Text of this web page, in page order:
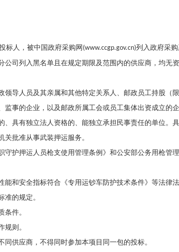
标人，被中国政府采购网 (www.ccgp.gov.cn)列入政府采
司列入黑名单且在规定期限及范围内的供应商，均无
领导人员及其亲属和其他特定关系人、邮政员工持股（
事的企业，以及邮政所属工会或员工集体出资成立的企
、具有独立法人资格的、能独立承担民事责任的单位。
批准从事武装押运服务。
守护押运人员枪支使用管理条例》和公安部公务用枪管
能和安全指标符合《专用运钞车防护技术条件》等法律
的规定。
条件。
规则。
供应商，不得同时参加本项目同一包的投标。